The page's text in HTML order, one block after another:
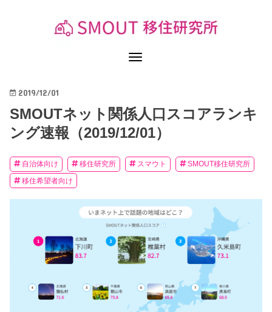
2019/12/01
SMOUTネット関係人口スコアランキ
ング速報（2019/12/01）
自治体向け 移住研究所 スマウト
SMOUT移住研究所
移住希望者向け